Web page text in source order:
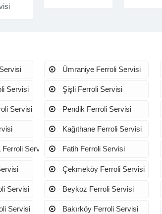
Ümraniye Ferroli Servisi
Servisi Şişli Ferroli Servisi
Servisi Pendik Ferroli Servisi
Kağıthane Ferroli Servisi
Servisi Fatih Ferroli Servisi
Çekmeköy Ferroli Servisi
Servisi Beykoz Ferroli Servisi
Servisi Bakırköy Ferroli Servisi